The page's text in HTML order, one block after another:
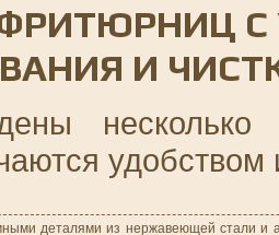
С
И
удобством
деталями из нержавеющей стали и